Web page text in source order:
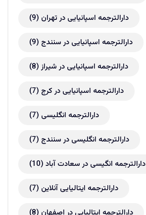
دارالترجمه اسپانیایی در تهران (9)
دارالترجمه اسپانیایی در سنندج (9)
دارالترجمه اسپانیایی در شیراز(8)
دارالترجمه اسپانیایی در کرج (7)
دارالترجمه انگلیسی (7)
دارالترجمه انگلیسی در سنندج (7)
دارالترجمه انگیسی در سعادت آباد (10)
دارالترجمه ایتالیایی آنلاین (7)
دارالترجمه ایتالیایی در اصفهان (8)